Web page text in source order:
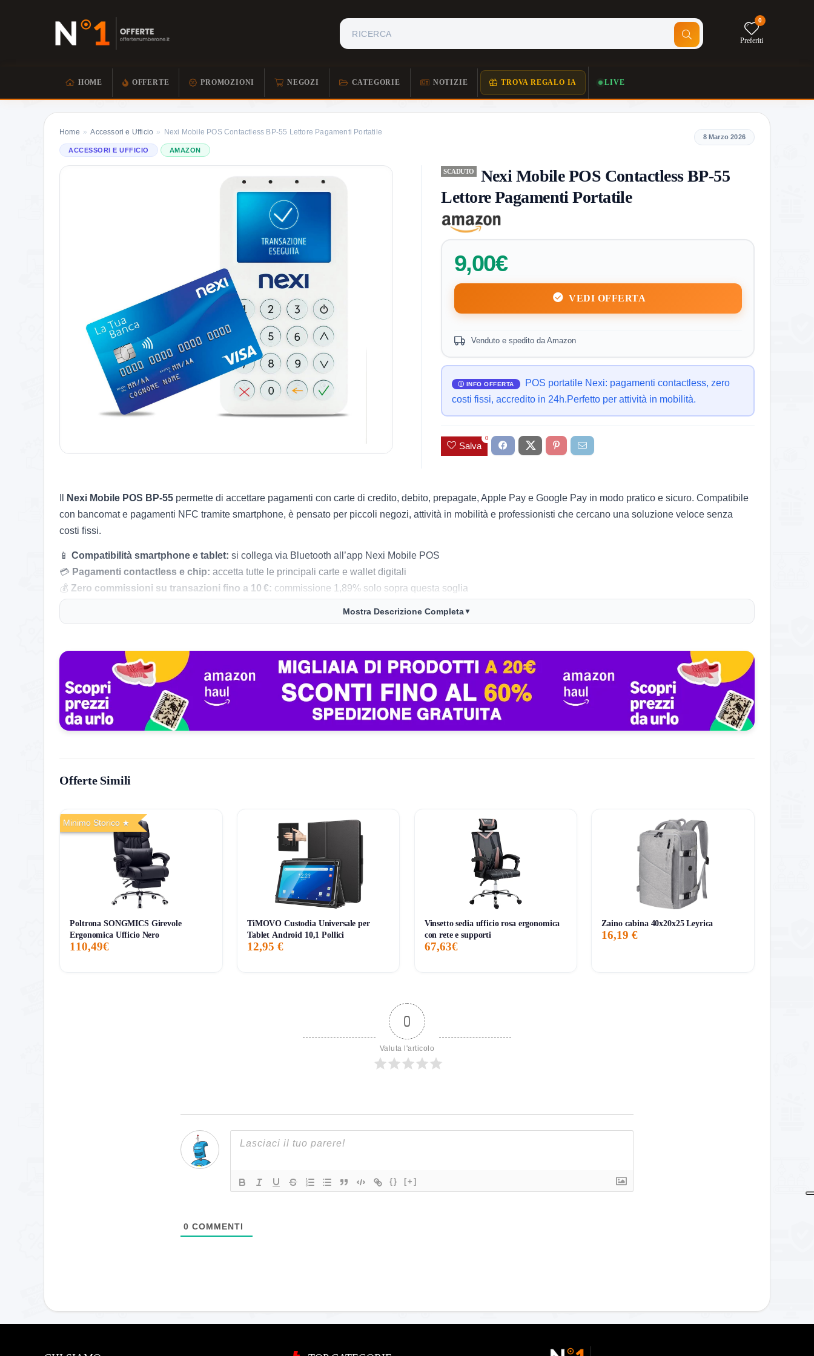
0
Preferiti
HOME OFFERTE PROMOZIONI NEGOZI CATEGORIE NOTIZIE TROVA REGALO IA LIVE
Home » Accessori e Ufficio » Nexi Mobile POS Contactless BP-55 Lettore Pagamenti Portatile
ACCESSORI E UFFICIO AMAZON
SCADUTO
Nexi Mobile POS Contactless BP-55
Lettore Pagamenti Portatile
9,00€
VEDI OFFERTA
Venduto e spedito da Amazon
POS portatile Nexi: pagamenti contactless, zero
costi fissi, accredito in 24h.Perfetto per attività in mobilità.
Salva
0
8 Marzo 2026
Nexi Mobile POS BP-55 permette di accettare pagamenti con carte di credito, debito, prepagate, Apple Pay e Google Pay in modo pratico e sicuro. Compatibile
con bancomat e pagamenti NFC tramite smartphone, è pensato per piccoli negozi, attività in mobilità e professionisti che cercano una soluzione veloce senza
costi fissi.
📱 Compatibilità smartphone e tablet: si collega via Bluetooth all’app Nexi Mobile POS
💳 Pagamenti contactless e chip: accetta tutte le principali carte e wallet digitali
💰 Zero commissioni su transazioni fino a 10 €: commissione 1,89% solo sopra questa soglia
📅
🔒
🎯Attivazione online rapida:nessuna SIM necessaria, basta il collegamento al telefono
Assistenza dedicata 24/7: supporto continuo tramite team italiano
Consigli pratici per l’acquisto:
Scegli il BP-55 se preferisci un POS senza canone e hai bisogno di accrediti veloci su conto corrente esistente. Valuta la commissione sulle transazioni superiori a
10 €, l’integrazione con smartphone e la facilità d’uso per gestire pagamenti fuori sede o in piccoli negozi. Il dispositivo è ottimale anche per chi lavora su
Storico Prezzo
9,00€ 8,04€
MINIMO
9,00€
MASSIMO
30G 90G Tutto
Mostra Descrizione Completa▼
Offerte Simili
Minimo Storico
Poltrona SONGMICS Girevole
Ergonomica Ufficio Nero
110,49€
TiMOVO Custodia Universale per
Tablet Android 10,1 Pollici
12,95 €
Vinsetto sedia ufficio rosa ergonomica
con rete e supporti
67,63€
Zaino cabina 40x20x25 Leyrica
16,19 €
0
Valuta l'articolo
{} [+]
0 COMMENTI